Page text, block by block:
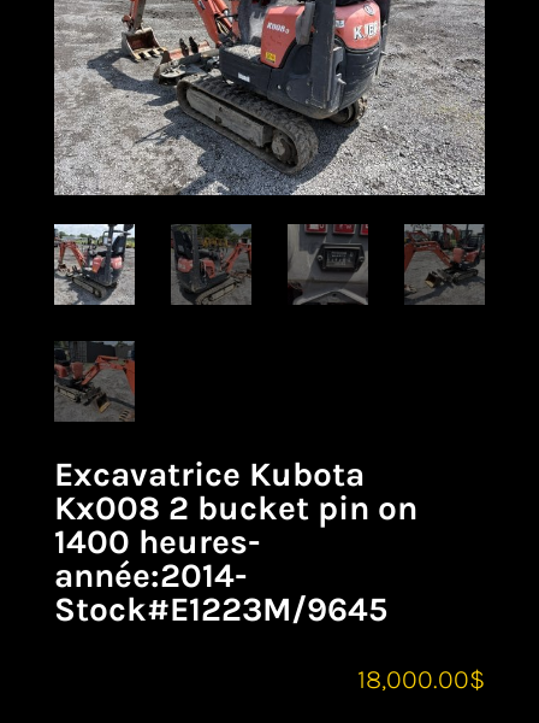
Excavatrice Kubota
Kx008 2 bucket pin on
1400 heures-
année:2014-
Stock#E1223M/9645
18,000.00$